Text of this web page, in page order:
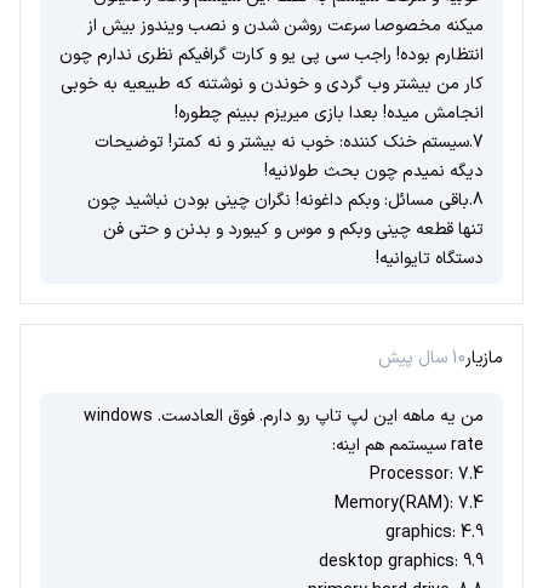
میکنه مخصوصا سرعت روشن شدن و نصب ویندوز بیش از
انتظارم بوده! راجب سی پی یو و کارت گرافیکم نظری ندارم چون
کار من بیشتر وب گردی و خوندن و نوشتنه که طبیعیه به خوبی
انجامش میده! بعدا بازی میریزم ببینم چطوره!
7.سیستم خنک کننده: خوب نه بیشتر و نه کمتر! توضیحات
دیگه نمیدم چون بحث طولانیه!
8.باقی مسائل: وبکم داغونه! نگران چینی بودن نباشید چون
تنها قطعه چینی وبکم و موس و کیبورد و بدنن و حتی فن
دستگاه تایوانیه!
مازیار10 سال پیش
من یه ماهه این لپ تاپ رو دارم. فوق العادست. windows
rate سیستمم هم اینه:
Processor: 7.4
Memory(RAM): 7.4
graphics: 4.9
desktop graphics: 9.9